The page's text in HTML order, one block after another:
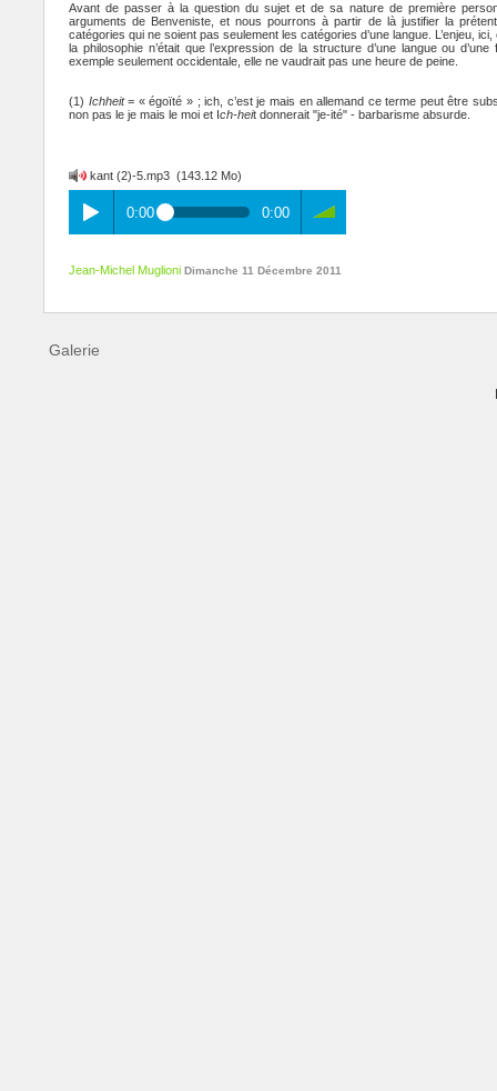
Avant de passer à la question du sujet et de sa nature de première
arguments de Benveniste, et nous pourrons à partir de là justifier la
catégories qui ne soient pas seulement les catégories d’une langue. L’enjeu, ici,
la philosophie n’était que l’expression de la structure d’une langue ou
exemple seulement occidentale, elle ne vaudrait pas une heure de peine.
(1) Ichheit= « égoïté » ; ich, c’est je mais en allemand ce terme peut être
non pas le je mais le moi et Ich-heit donnerait "je-ité" - barbarisme absurde.
kant (2)-5.mp3 (143.12 Mo)
0:00 0:00
Jean-Michel Muglioni Dimanche 11 Décembre 2011
Galerie